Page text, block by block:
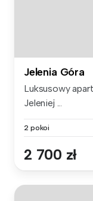
Jelenia Góra
Luksusowy
Jeleniej ...
2 pokoi
2 700 zł